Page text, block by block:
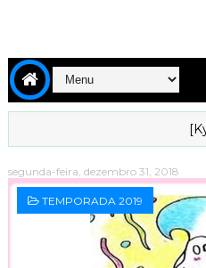
segunda-feira, dezembro 31, 2018
TEMPORADA 2019